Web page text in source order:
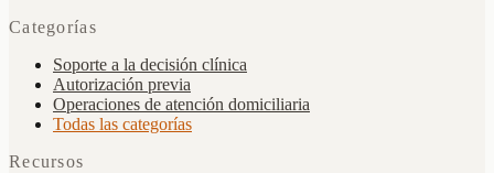
Categorías
Soporte a la decisión clínica
Autorización previa
Operaciones de atención domiciliaria
Todas las categorías
Recursos